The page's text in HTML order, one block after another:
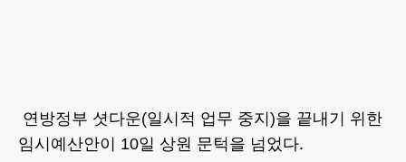
연방정부 셧다운(일시적 업무 중지)을 끝내기 위한
임시예산안이 10일 상원 문턱을 넘었다.